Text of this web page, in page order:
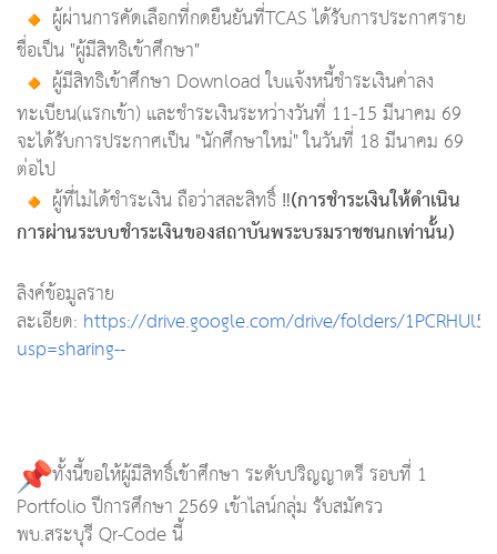
ผู้ผ่านการคัดเลือกที่กดยืนยันที่TCAS ได้รับการประกาศราย
ชื่อเป็น "ผู้มีสิทธิเข้าศึกษา"
ผู้มีสิทธิเข้าศึกษา Download ใบแจ้งหนี้ชำระเงินค่าลง
ทะเบียน(แรกเข้า) และชำระเงินระหว่างวันที่ 11-15 มีนาคม 69
จะได้รับการประกาศเป็น "นักศึกษาใหม่" ในวันที่ 18 มีนาคม 69
ต่อไป
ผู้ที่ไม่ได้ชำระเงิน ถือว่าสละสิทธิ์ ‼️(การชำระเงินให้ดำเนิน
การผ่านระบบชำระเงินของสถาบันพระบรมราชชนกเท่านั้น)
ลิงค์ข้อมูลราย
ละเอียด: https://drive.google.com/drive/folders/
usp=sharing--
ทั้งนี้ขอให้ผู้มีสิทธิ์เข้าศึกษา ระดับปริญญาตรี รอบที่ 1
Portfolio ปีการศึกษา 2569 เข้าไลน์กลุ่ม รับสมัครว
พบ.สระบุรี Qr-Code นี้